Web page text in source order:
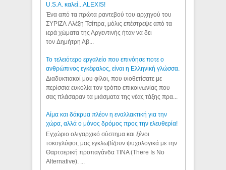
U.S.A. καλεί...ALEXIS!
Ένα από τα πρώτα ραντεβού του αρχηγού του
ΣΥΡΙΖΑ Αλέξη Τσίπρα, μόλις επέστρεψε από τα
ιερά χώματα της Αργεντινής ήταν να δει
τον Δημήτρη Αβ...
Το τελειότερο εργαλείο που επινόησε ποτε ο
ανθρώπινος εγκέφαλος, είναι η Ελληνική γλώσσα.
Διαδυκτιακοί μου φίλοι, που υιοθετίσατε με
περίσσια ευκολία τον τρόπο επικοινωνίας που
σας πλάσαραν τα μιάσματα της νέας τάξης πρα...
Αίμα και δάκρυα πλέον η εναλλακτική για την
χώρα, αλλά ο μόνος δρόμος προς την ελευθερία!
Εγχώριο ολιγαρχικό σύστημα και ξένοι
τοκογλύφοι, μας εγκλωβίζουν ψυχολογικά με την
Θαρτσερική προπαγάνδα TINA (There Is No
Alternative). ...